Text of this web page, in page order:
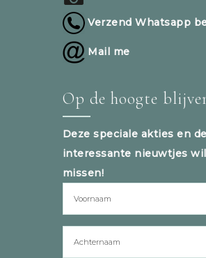
Verzend Whatsapp
Mail me
Op de hoogte
Deze speciale akties en
interessante nieuwtjes
missen!